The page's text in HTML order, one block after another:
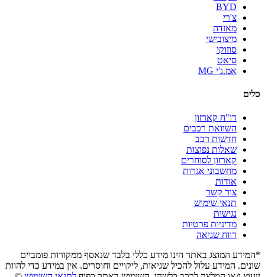
BYD
צ'רי
מאזדה
מיצובישי
סוזוקי
סיאט
אמ.ג'י MG
כלים
דו"ח קארזון
השוואת רכבים
חדשות רכב
שאלות נפוצות
קארזון לסוחרים
מחשבוני אגרות
אודות
צור קשר
תנאי שימוש
נגישות
מדיניות פרטיות
דווח שגיאה
*המידע המוצג באתר הינו מידע כללי בלבד שנאסף ממקורות פומביים
שונים. המידע עלול להכיל שגיאות, ליקויים וחוסרים. אין במידע כדי להוות